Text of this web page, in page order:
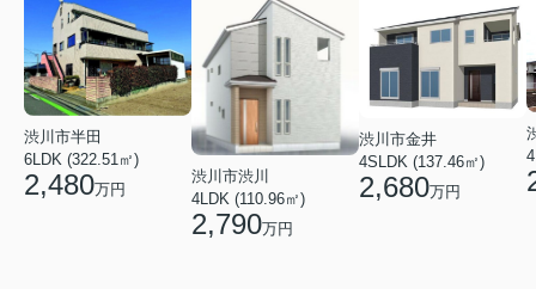
渋川市半田
6LDK (322.51㎡)
2,480万円
渋川市渋川
4LDK (110.96㎡)
2,790万円
渋川市金井
4SLDK (137.46㎡)
2,680万円